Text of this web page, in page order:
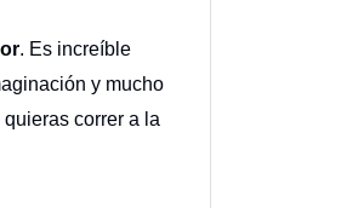
. Es increíble
y mucho
correr a la